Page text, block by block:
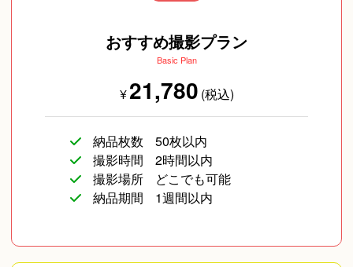
おすすめ撮影プラン
Basic Plan
¥21,780 (税込)
納品枚数
50枚以内
撮影時間
2時間以内
撮影場所
どこでも可能
納品期間
1週間以内